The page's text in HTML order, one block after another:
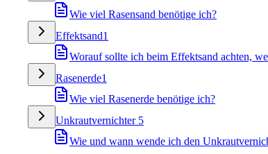
Wie viel Rasensand benötige ich?
Effektsand1
Worauf sollte ich beim Effektsand achten,
Rasenerde1
Wie viel Rasenerde benötige ich?
Unkrautvernichter 5
Wie und wann wende ich den